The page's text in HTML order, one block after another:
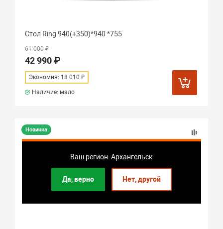
Ваш регион: Архангельск
Да, верно Нет, другой
Стол Ring 940(+350)*940 *755
61 000 ₽
42 990 ₽
Экономия: 18 010 ₽
Наличие: мало
Новинка